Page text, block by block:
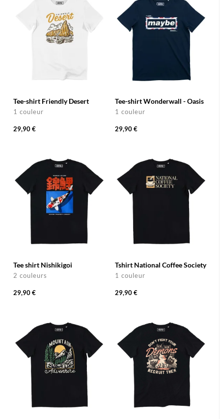
Tee-shirt Friendly Desert
1 couleur
29,90 €
Tee-shirt Wonderwall - Oasis
1 couleur
29,90 €
Tee shirt Nishikigoi
2 couleurs
29,90 €
Tshirt National Coffee Society
1 couleur
29,90 €